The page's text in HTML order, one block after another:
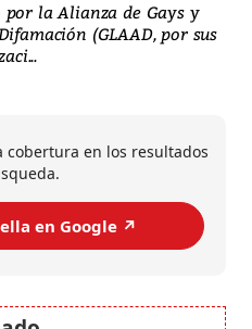
la Alianza de Gays y
(GLAAD, por sus
cobertura en los resultados
en Google ↗️